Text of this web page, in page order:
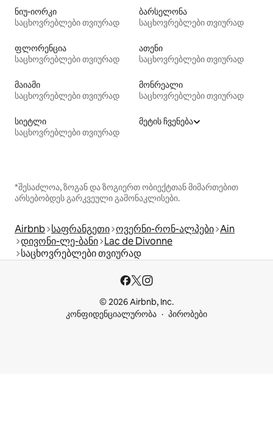
ნიუ-იორკი
საცხოვრებლები თვიურად
ბარსელონა
საცხოვრებლები თვიურად
ფლორენცია
საცხოვრებლები თვიურად
ათენი
საცხოვრებლები თვიურად
მაიამი
საცხოვრებლები თვიურად
მონრეალი
საცხოვრებლები თვიურად
სიეტლი
საცხოვრებლები თვიურად
მეტის ჩვენება
*შესაძლოა, ზოგან და ზოგიერთ ობიექტთან მიმართებით
არსებობდეს გარკვეული გამონაკლისები.
Airbnb საფრანგეთი ოვერნი-რონ-ალპები Ain
დივონი-ლე-ბანი Lac de Divonne
საცხოვრებლები თვიურად
© 2026 Airbnb, Inc.
კონფიდენციალურობა
პირობები